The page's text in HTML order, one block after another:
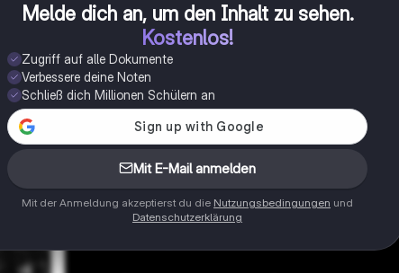
Melde dich an, um den Inhalt zu sehen.
Kostenlos!
Zugriff auf alle Dokumente
Verbessere deine Noten
Schließ dich Millionen Schülern an
Mit E-Mail anmelden
Mit der Anmeldung akzeptierst du die Nutzungsbedingungen und
Datenschutzerklärung